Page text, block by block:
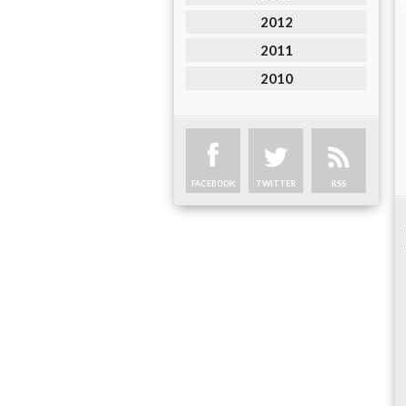
2012
2011
2010
FACEBOOK TWITTER RSS